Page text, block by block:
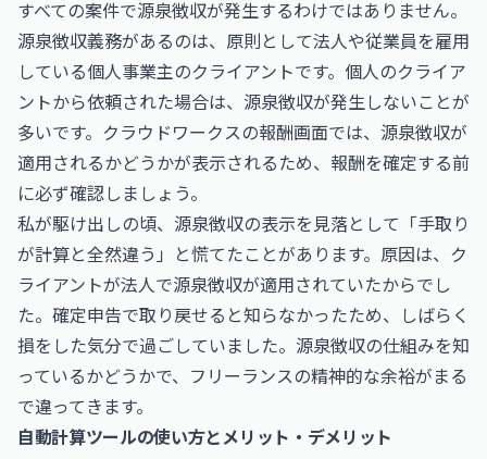
すべての案件で源泉徴収が発生するわけではありません。
源泉徴収義務があるのは、原則として法人や従業員を雇用
している個人事業主のクライアントです。個人のクライア
ントから依頼された場合は、源泉徴収が発生しないことが
多いです。クラウドワークスの報酬画面では、源泉徴収が
適用されるかどうかが表示されるため、報酬を確定する前
に必ず確認しましょう。
私が駆け出しの頃、源泉徴収の表示を見落として「手取り
が計算と全然違う」と慌てたことがあります。原因は、ク
ライアントが法人で源泉徴収が適用されていたからでし
た。確定申告で取り戻せると知らなかったため、しばらく
損をした気分で過ごしていました。源泉徴収の仕組みを知
っているかどうかで、フリーランスの精神的な余裕がまる
で違ってきます。
自動計算ツールの使い方とメリット・デメリット